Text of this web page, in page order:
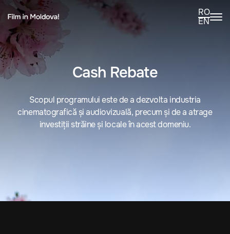
RO
EN
Cash Rebate
Scopul programului este de a dezvolta industria
cinematografică și audiovizuală, precum și de a atrage
investiții străine și locale în acest domeniu.